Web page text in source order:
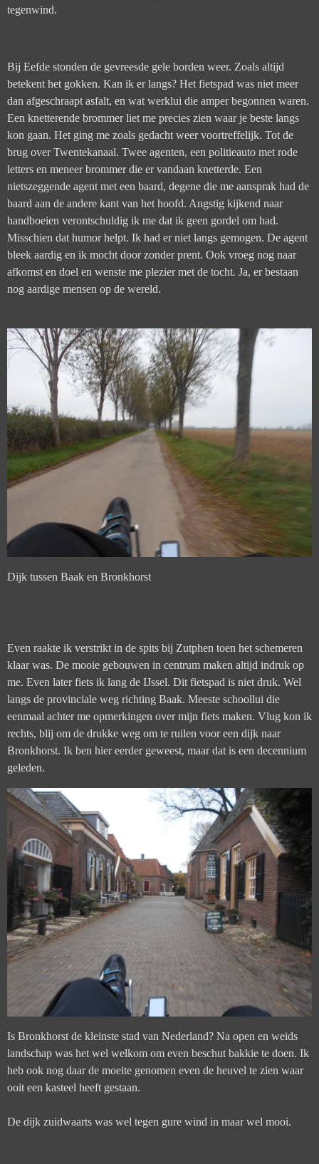
tegenwind.
Bij Eefde stonden de gevreesde gele borden weer. Zoals altijd
betekent het gokken. Kan ik er langs? Het fietspad was niet meer
dan afgeschraapt asfalt, en wat werklui die amper begonnen waren.
Een knetterende brommer liet me precies zien waar je beste langs
kon gaan. Het ging me zoals gedacht weer voortreffelijk. Tot de
brug over Twentekanaal. Twee agenten, een politieauto met rode
letters en meneer brommer die er vandaan knetterde. Een
nietszeggende agent met een baard, degene die me aansprak had de
baard aan de andere kant van het hoofd. Angstig kijkend naar
handboeien verontschuldig ik me dat ik geen gordel om had.
Misschien dat humor helpt. Ik had er niet langs gemogen. De agent
bleek aardig en ik mocht door zonder prent. Ook vroeg nog naar
afkomst en doel en wenste me plezier met de tocht. Ja, er bestaan
nog aardige mensen op de wereld.
Dijk tussen Baak en Bronkhorst
Even raakte ik verstrikt in de spits bij Zutphen toen het schemeren
klaar was. De mooie gebouwen in centrum maken altijd indruk op
me. Even later fiets ik lang de IJssel. Dit fietspad is niet druk. Wel
langs de provinciale weg richting Baak. Meeste schoollui die
eenmaal achter me opmerkingen over mijn fiets maken. Vlug kon ik
rechts, blij om de drukke weg om te ruilen voor een dijk naar
Bronkhorst. Ik ben hier eerder geweest, maar dat is een decennium
geleden.
Is Bronkhorst de kleinste stad van Nederland? Na open en weids
landschap was het wel welkom om even beschut bakkie te doen. Ik
heb ook nog daar de moeite genomen even de heuvel te zien waar
ooit een kasteel heeft gestaan.
De dijk zuidwaarts was wel tegen gure wind in maar wel mooi.